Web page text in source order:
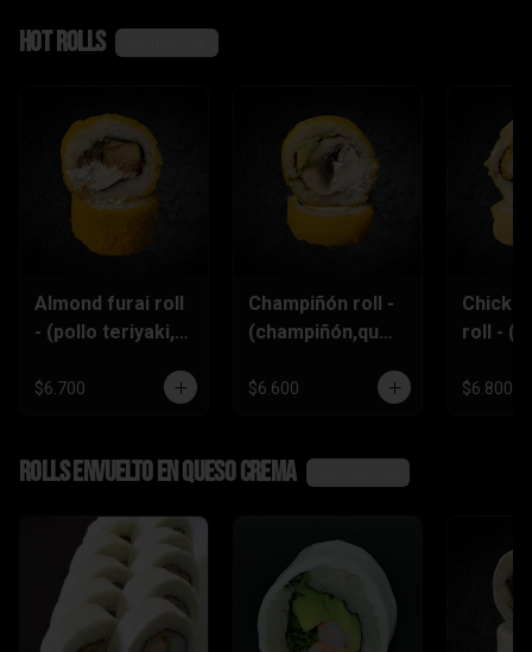
Hot rolls
Almond furai roll
- (pollo teriyaki,
crema,almendra
$6.700
Champiñón roll -
(champiñón,ques
$6.600
roll -
piñón)
$6.800
Rolls envuelto en queso crema